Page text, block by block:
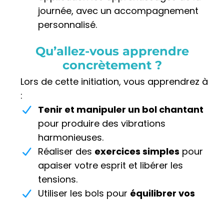
journée, avec un accompagnement
personnalisé.
Qu’allez-vous apprendre
concrètement ?
Lors de cette initiation, vous apprendrez à
:
Tenir et manipuler un bol chantant
pour produire des vibrations
harmonieuses.
Réaliser des exercices simples pour
apaiser votre esprit et libérer les
tensions.
Utiliser les bols pour équilibrer vos